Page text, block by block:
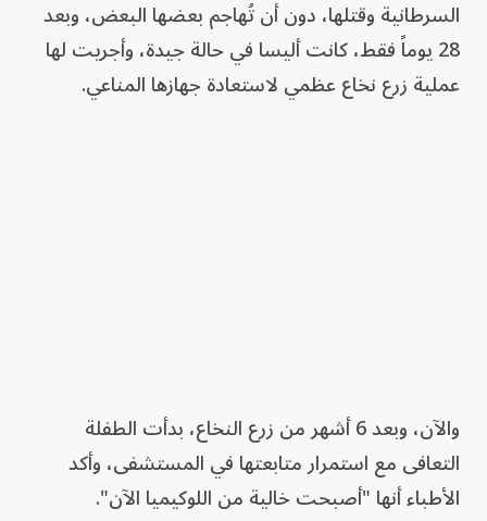
السرطانية وقتلها، دون أن تُهاجم بعضها البعض، وبعد
28 يوماً فقط، كانت أليسا في حالة جيدة، وأجريت لها
عملية زرع نخاع عظمي لاستعادة جهازها المناعي.
والآن، وبعد 6 أشهر من زرع النخاع، بدأت الطفلة
التعافى مع استمرار متابعتها في المستشفى، وأكد
الأطباء أنها "أصبحت خالية من اللوكيميا الآن".